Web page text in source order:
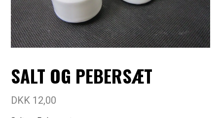
SALT OG PEBERSÆT
DKK 12,00